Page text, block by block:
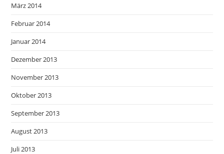
März 2014
Februar 2014
Januar 2014
Dezember 2013
November 2013
Oktober 2013
September 2013
August 2013
Juli 2013